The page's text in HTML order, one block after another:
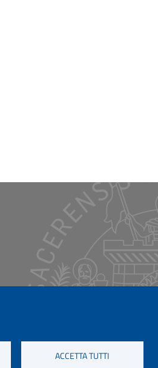
ACCETTA TUTTI